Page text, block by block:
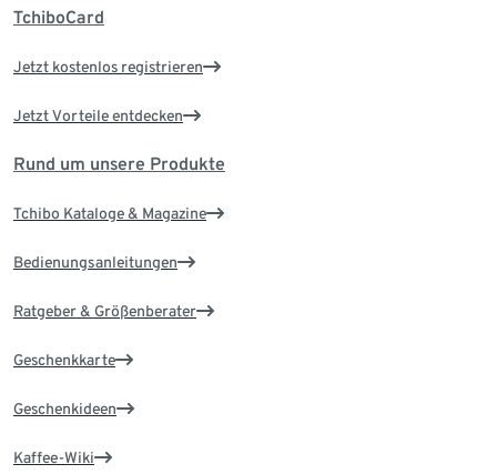
TchiboCard
Jetzt kostenlos registrieren
Jetzt Vorteile entdecken
Rund um unsere Produkte
Tchibo Kataloge & Magazine
Bedienungsanleitungen
Ratgeber & Größenberater
Geschenkkarte
Geschenkideen
Kaffee-Wiki